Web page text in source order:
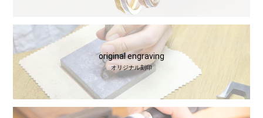
original engraving
オリジナル刻印